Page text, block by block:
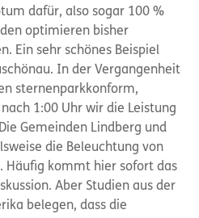
dafür, also sogar 100 %
optimieren bisher
Ein sehr schönes Beispiel
In der Vergangenheit
sternenparkkonform,
1:00 Uhr wir die Leistung
Gemeinden Lindberg und
die Beleuchtung von
Häufig kommt hier sofort das
Aber Studien aus der
belegen, dass die